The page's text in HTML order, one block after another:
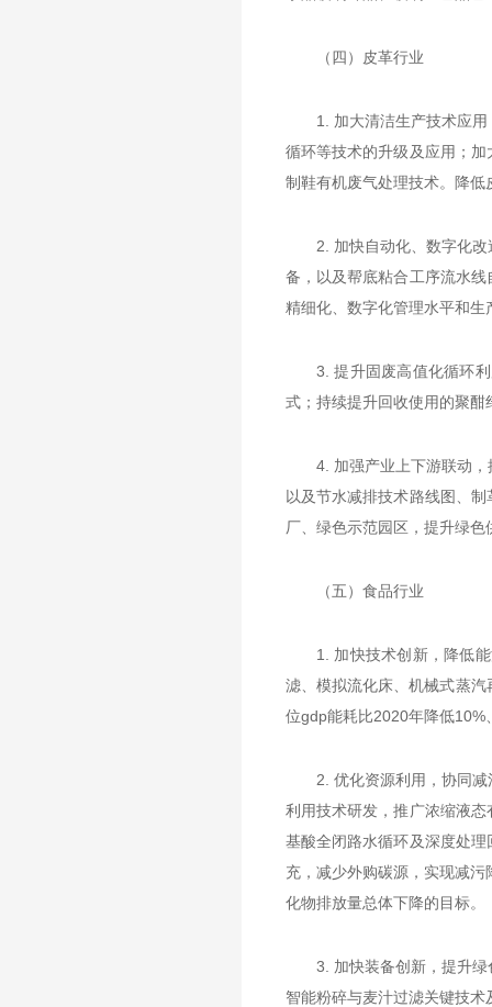
（四）皮革行业
1. 加大清洁生产技术应
循环等技术的升级及应用；
制鞋有机废气处理技术。降
2. 加快自动化、数字化
备，以及帮底粘合工序流水
精细化、数字化管理水平和
3. 提升固废高值化循环
式；持续提升回收使用的聚
4. 加强产业上下游联动
以及节水减排技术路线图、
厂、绿色示范园区，提升绿
（五）食品行业
1. 加快技术创新，降低
滤、模拟流化床、机械式蒸
位gdp能耗比2020年降低
2. 优化资源利用，协同
利用技术研发，推广浓缩液
基酸全闭路水循环及深度处
充，减少外购碳源，实现减
化物排放量总体下降的目标。
3. 加快装备创新，提升
智能粉碎与麦汁过滤关键技